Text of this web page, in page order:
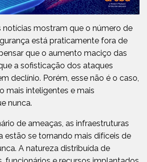
notícias mostram que o número de
está praticamente fora de
que o aumento maciço das
a sofisticação dos ataques
declínio. Porém, esse não é o caso,
mais inteligentes e mais
nunca.
de ameaças, as infraestruturas
estão se tornando mais difíceis de
A natureza distribuída de